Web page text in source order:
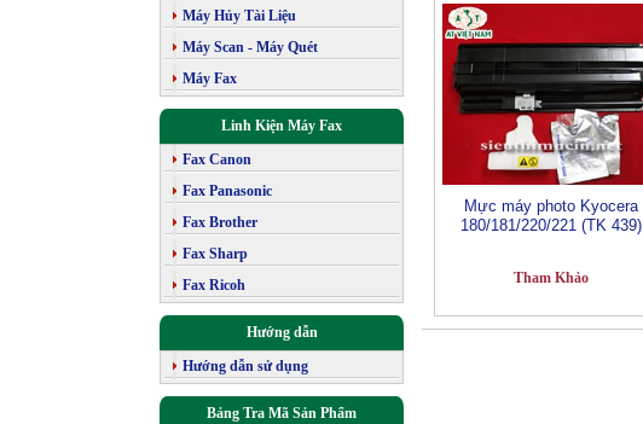
Máy Hủy Tài Liệu
Máy Scan - Máy Quét
Máy Fax
Linh Kiện Máy Fax
Fax Canon
Fax Panasonic
Fax Brother
Fax Sharp
Fax Ricoh
Hướng dẫn
Hướng dẫn sử dụng
Bảng Tra Mã Sản Phẩm
Mực máy photo Kyocera
180/181/220/221 (TK 439)
Tham Khảo